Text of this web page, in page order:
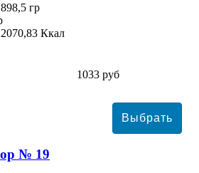
гр
Ккал
1033 руб
№ 19